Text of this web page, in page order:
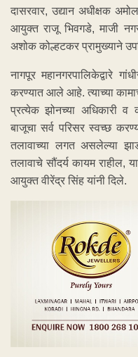
दासरवार, उद्यान अधीक्षक
आयुक्त राजू भिवगडे, माजी
अशोक कोल्हटकर प्रामुख्याने
नागपूर महानगरपालिकेद्वारे
करण्यात आले आहे. त्याच्या
प्रत्येक झोनच्या अधिकारी व
बाजूचा सर्व परिसर स्वच्छ
तलावाच्या लगत असलेल्या
तलावाचे सौंदर्य कायम राहील,
आयुक्त वीरेंद्र सिंह यांनी दिले.